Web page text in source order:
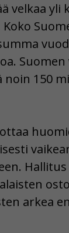
velkaa yli
noin 150
Hallitus
arkea